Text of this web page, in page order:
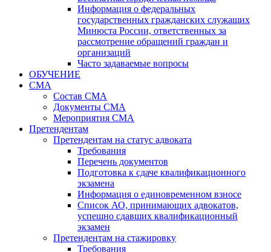
Информация о федеральных
государственных гражданских служащих
Минюста России, ответственных за
рассмотрение обращений граждан и
организаций
Часто задаваемые вопросы
ОБУЧЕНИЕ
СМА
Состав СМА
Документы СМА
Мероприятия СМА
Претендентам
Претендентам на статус адвоката
Требования
Перечень документов
Подготовка к сдаче квалификационного
экзамена
Информация о единовременном взносе
Список АО, принимающих адвокатов,
успешно сдавших квалификационный
экзамен
Претендентам на стажировку
Требования